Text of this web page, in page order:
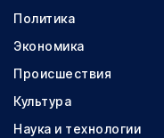
Политика
Экономика
Происшествия
Культура
Наука и технологии